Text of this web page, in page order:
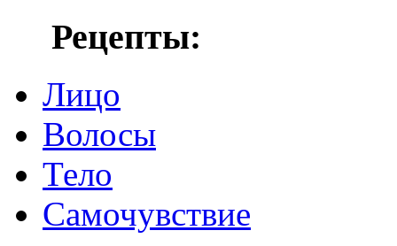
Рецепты:
Лицо
Волосы
Тело
Самочувствие